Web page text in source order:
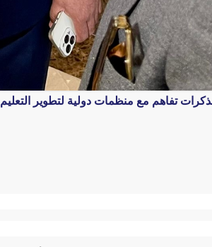
تفاهم مع منظمات دولية لتطوير التعليم